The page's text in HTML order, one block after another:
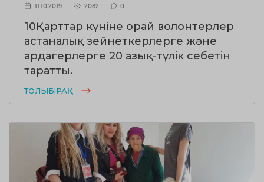
11.10.2019 2082 0
10Қарттар күніне орай волонтерлер
астаналық зейнеткерлерге және
ардагерлерге 20 азық-түлік себетін
таратты.
ТОЛЫҒЫРАҚ